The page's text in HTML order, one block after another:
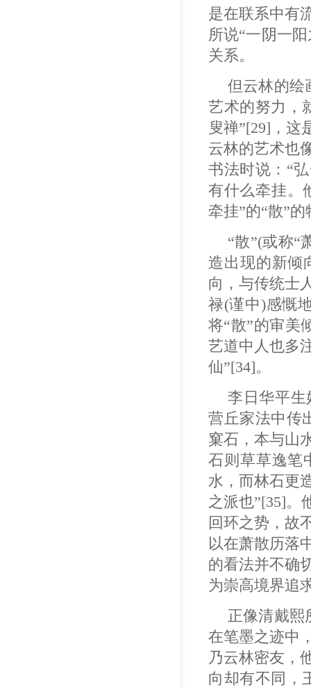
是在联系中有
所说“一阴一
关系。
但云林的绘
艺术的努力，
叟禅”[29]，这
云林的艺术也
书法时说：“
有什么牵挂。
牵挂”的“散”
“散”(或称“
造出现的新倾
向，与传统士
禄(谨中)感慨
将“散”的审美
艺道中人也多
仙”[34]。
李日华平
营丘家法中传
窠石，本与山
石则草草逸笔
水，而林石更
之派也”[35]。
回环之势，故
以在萧散历落
的看法并不确
为崇高境界追
正像清戴熙
在笔墨之迹中
乃云林密友，
向却有不同，